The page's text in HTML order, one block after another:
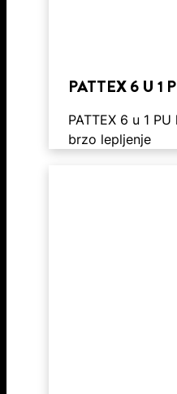
PATTEX 6 U 1
PATTEX 6 u 1
brzo lepljenje